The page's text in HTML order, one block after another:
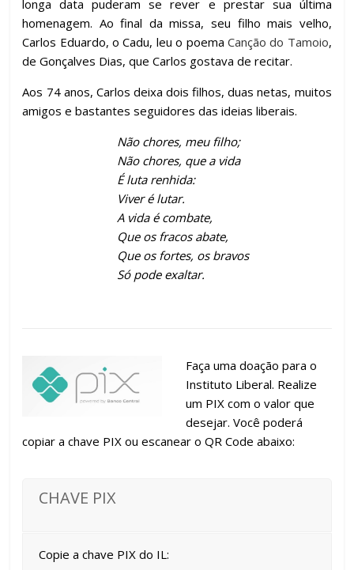
longa data puderam se rever e prestar sua última
homenagem. Ao final da missa, seu filho mais velho,
Carlos Eduardo, o Cadu, leu o poema Canção do Tamoio,
de Gonçalves Dias, que Carlos gostava de recitar.
Aos 74 anos, Carlos deixa dois filhos, duas netas, muitos
amigos e bastantes seguidores das ideias liberais.
Não chores, meu filho;
Não chores, que a vida
É luta renhida:
Viver é lutar.
A vida é combate,
Que os fracos abate,
Que os fortes, os bravos
Só pode exaltar.
Faça uma doação para o
Instituto Liberal. Realize
um PIX com o valor que
desejar. Você poderá
copiar a chave PIX ou escanear o QR Code abaixo:
CHAVE PIX
Copie a chave PIX do IL: